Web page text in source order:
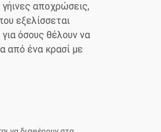
αποχρώσεις,
εξελίσσεται
όσους θέλουν να
από ένα κρασί με